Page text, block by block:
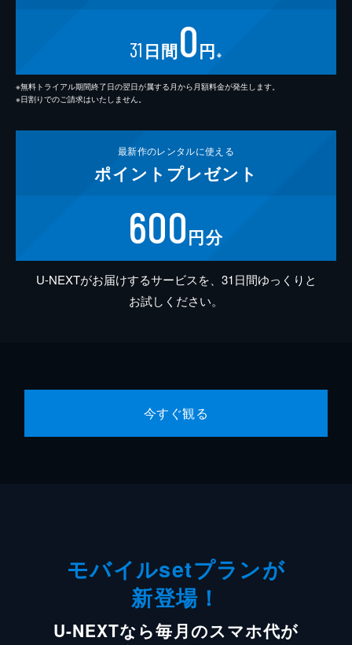
31 日間0円 ※
※無料トライアル期間終了日の翌日が属する月から月額料金が発生します。
※日割りでのご請求はいたしません。
最新作のレンタルに使える
ポイント プレゼント
600円分
U-NEXTがお届けするサービスを、31日間ゆっくりと
お試しください。
今すぐ観る
モバイルsetプランが
新登場！
U-NEXTなら毎月のスマホ代が